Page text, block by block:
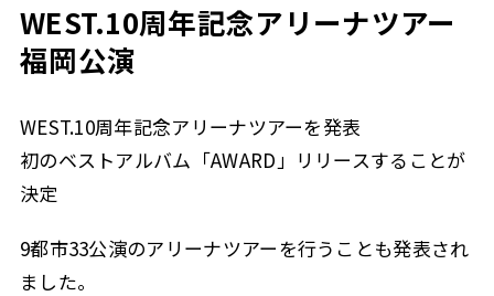
WEST.10周年記念アリーナツアー
福岡公演
WEST.10周年記念アリーナツアーを発表
初のベストアルバム「AWARD」リリースすることが
決定
9都市33公演のアリーナツアーを行うことも発表され
ました。